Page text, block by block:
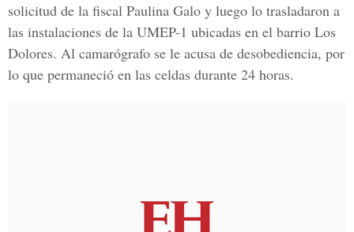
solicitud de la fiscal Paulina Galo y luego lo trasladaron a
las instalaciones de la UMEP-1 ubicadas en el barrio Los
Dolores. Al camarógrafo se le acusa de desobediencia, por
lo que permaneció en las celdas durante 24 horas.